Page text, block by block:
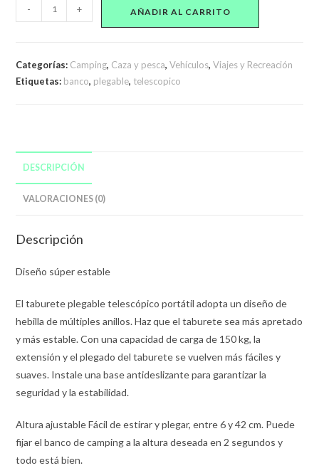
Telescópico
Silla
- + AÑADIR AL CARRITO
Categorías: Camping, Caza y pesca,Vehículos,Viajes y Recreación
Etiquetas: banco, plegable, telescopico
DESCRIPCIÓN
VALORACIONES (0)
Descripción
Diseño súper estable
El taburete plegable telescópico portátil adopta un diseño de
hebilla de múltiples anillos. Haz que el taburete sea más apretado
y más estable. Con una capacidad de carga de 150 kg, la
extensión y el plegado del taburete se vuelven más fáciles y
suaves. Instale una base antideslizante para garantizar la
seguridad y la estabilidad.
Altura ajustable Fácil de estirar y plegar, entre 6 y 42 cm. Puede
fijar el banco de camping a la altura deseada en 2 segundos y
todo está bien.